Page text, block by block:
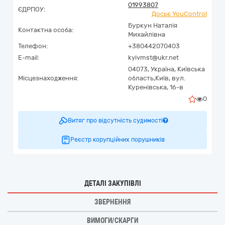
ЄДРПОУ:
01993807
Досьє YouControl
Контактна особа:
Буркун Наталія
Михайлівна
Телефон:
+380442070403
E-mail:
kyivmst@ukr.net
Місцезнаходження:
04073, Україна, Київська
область,Київ, вул.
Куренівська, 16-в
0
Витяг про відсутність судимості
Реєстр корупційних порушників
ДЕТАЛІ ЗАКУПІВЛІ
ЗВЕРНЕННЯ
ВИМОГИ/СКАРГИ